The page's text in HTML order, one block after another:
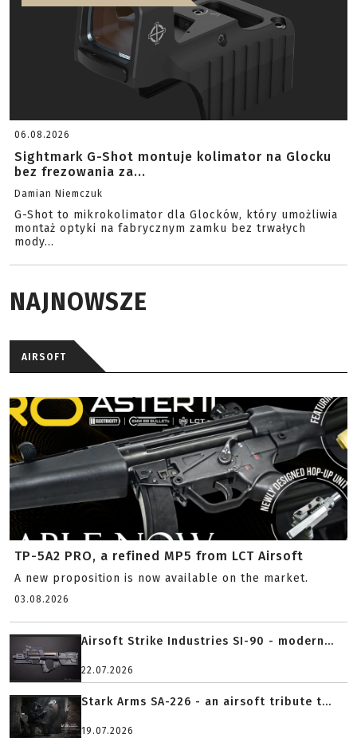
06.08.2026
Sightmark G-Shot montuje kolimator na Glocku
bez frezowania za...
Damian Niemczuk
G-Shot to mikrokolimator dla Glocków, który umożliwia
montaż optyki na fabrycznym zamku bez trwałych
mody...
NAJNOWSZE
AIRSOFT
TP-5A2 PRO, a refined MP5 from LCT Airsoft
A new proposition is now available on the market.
03.08.2026
Airsoft Strike Industries SI-90 - modern...
22.07.2026
Stark Arms SA-226 - an airsoft tribute t...
19.07.2026